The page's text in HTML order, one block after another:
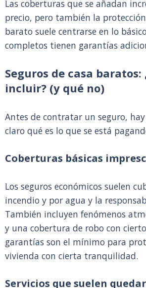
Las coberturas que se añadan
precio, pero también la
barato suele centrarse en lo
completos tienen garantías
Seguros de casa baratos:
incluir? (y qué no)
Antes de contratar un seguro,
claro qué es lo que se está
Coberturas básicas
Los seguros económicos suelen
incendio y por agua y la
También incluyen fenómenos
y una cobertura de robo con
garantías son el mínimo para
vivienda con cierta tranquilidad.
Servicios que suelen